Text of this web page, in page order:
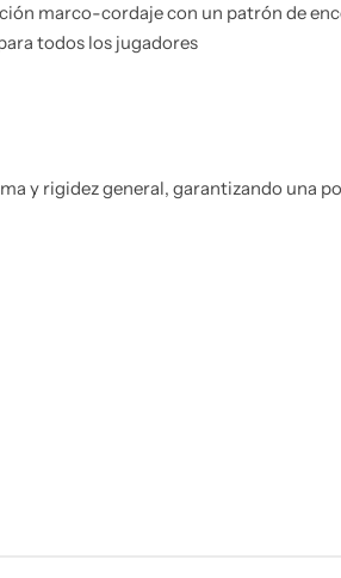
marco-cordaje con un patrón de
todos los jugadores
y rigidez general, garantizando una